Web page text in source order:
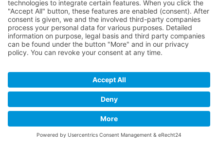
(Joomla, Drupal, TYPO3) sowie selbst
entwickelte Systeme auf der Basis von PHP
bzw. Node.js.
Die optische Gestaltung Ihres Internetauftritts
erfolgt nach neuester Technik mit HTML5,
ANFRAGE STELLEN